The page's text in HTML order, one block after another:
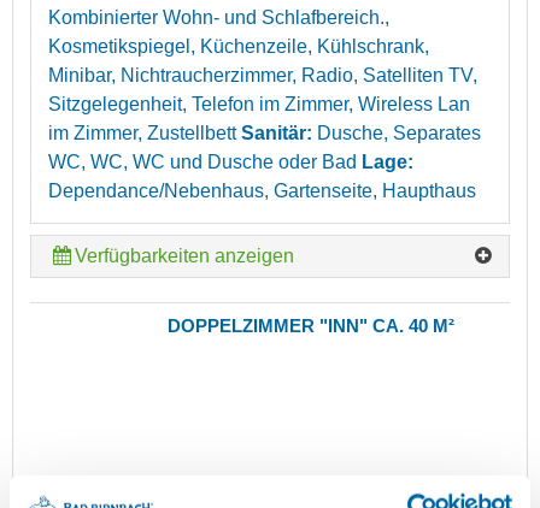
Kombinierter Wohn- und Schlafbereich.,
Kosmetikspiegel, Küchenzeile, Kühlschrank,
Minibar, Nichtraucherzimmer, Radio, Satelliten TV,
Sitzgelegenheit, Telefon im Zimmer, Wireless Lan
im Zimmer, ZustellbettSanitär: Dusche, Separates
WC, WC, WC und Dusche oder Bad Lage:
Dependance/Nebenhaus, Gartenseite, Haupthaus
Verfügbarkeiten anzeigen
DOPPELZIMMER "INN" CA. 40 M²